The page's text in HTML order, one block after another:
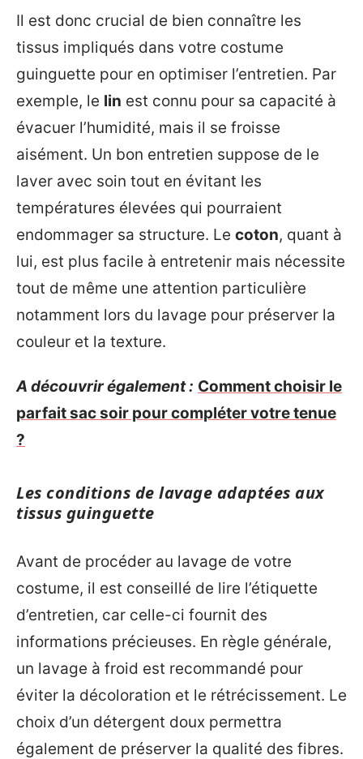
Il est donc crucial de bien connaître les
tissus impliqués dans votre costume
guinguette pour en optimiser l’entretien. Par
exemple, le lin est connu pour sa capacité à
évacuer l’humidité, mais il se froisse
aisément. Un bon entretien suppose de le
laver avec soin tout en évitant les
températures élevées qui pourraient
endommager sa structure. Le coton, quant à
lui, est plus facile à entretenir mais nécessite
tout de même une attention particulière
notamment lors du lavage pour préserver la
couleur et la texture.
A découvrir également : Comment choisir le
parfait sac soir pour compléter votre tenue
?
Les conditions de lavage adaptées aux
tissus guinguette
Avant de procéder au lavage de votre
costume, il est conseillé de lire l’étiquette
d’entretien, car celle-ci fournit des
informations précieuses. En règle générale,
un lavage à froid est recommandé pour
éviter la décoloration et le rétrécissement. Le
choix d’un détergent doux permettra
également de préserver la qualité des fibres.